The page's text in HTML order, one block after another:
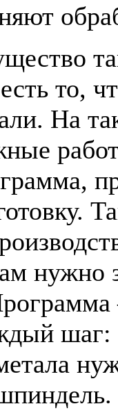
то,
На
нужно
шаг: